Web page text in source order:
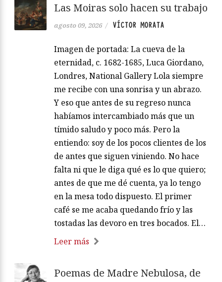
Las Moiras solo hacen su trabajo
agosto 09, 2026 / VÍCTOR MORATA
Imagen de portada: La cueva de la
eternidad, c. 1682-1685, Luca Giordano,
Londres, National Gallery Lola siempre
me recibe con una sonrisa y un abrazo.
Y eso que antes de su regreso nunca
habíamos intercambiado más que un
tímido saludo y poco más. Pero la
entiendo: soy de los pocos clientes de los
de antes que siguen viniendo. No hace
falta ni que le diga qué es lo que quiero;
antes de que me dé cuenta, ya lo tengo
en la mesa todo dispuesto. El primer
café se me acaba quedando frío y las
tostadas las devoro en tres bocados. El…
Leer más
Poemas de Madre Nebulosa, de